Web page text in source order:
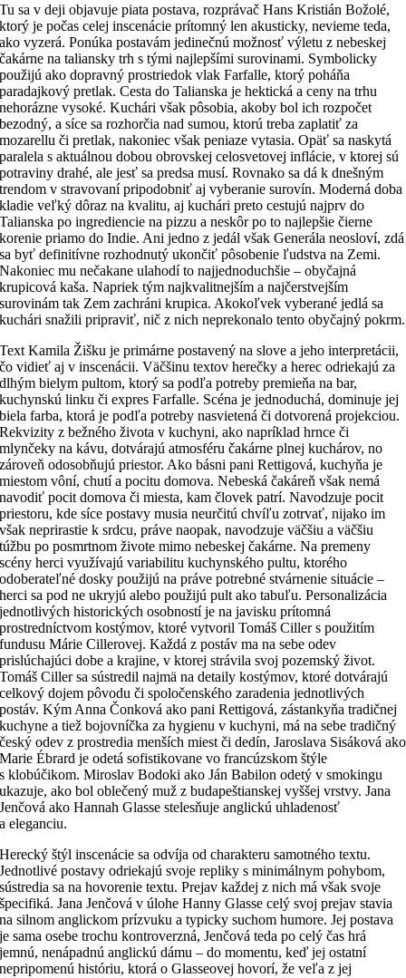
Tu sa v deji objavuje piata postava, rozprávač Hans Kristián Božolé,
ktorý je počas celej inscenácie prítomný len akusticky, nevieme teda,
ako vyzerá. Ponúka postavám jedinečnú možnosť výletu z nebeskej
čakárne na taliansky trh s tými najlepšími surovinami. Symbolicky
použijú ako dopravný prostriedok vlak Farfalle, ktorý poháňa
paradajkový pretlak. Cesta do Talianska je hektická a ceny na trhu
nehorázne vysoké. Kuchári však pôsobia, akoby bol ich rozpočet
bezodný, a síce sa rozhorčia nad sumou, ktorú treba zaplatiť za
mozarellu či pretlak, nakoniec však peniaze vytasia. Opäť sa naskytá
paralela s aktuálnou dobou obrovskej celosvetovej inflácie, v ktorej sú
potraviny drahé, ale jesť sa predsa musí. Rovnako sa dá k dnešným
trendom v stravovaní pripodobniť aj vyberanie surovín. Moderná doba
kladie veľký dôraz na kvalitu, aj kuchári preto cestujú najprv do
Talianska po ingrediencie na pizzu a neskôr po to najlepšie čierne
korenie priamo do Indie. Ani jedno z jedál však Generála neosloví, zdá
sa byť definitívne rozhodnutý ukončiť pôsobenie ľudstva na Zemi.
Nakoniec mu nečakane ulahodí to najjednoduchšie – obyčajná
krupicová kaša. Napriek tým najkvalitnejším a najčerstvejším
surovinám tak Zem zachráni krupica. Akokoľvek vyberané jedlá sa
kuchári snažili pripraviť, nič z nich neprekonalo tento obyčajný pokrm.
Text Kamila Žišku je primárne postavený na slove a jeho interpretácii,
čo vidieť aj v inscenácii. Väčšinu textov herečky a herec odriekajú za
dlhým bielym pultom, ktorý sa podľa potreby premieňa na bar,
kuchynskú linku či expres Farfalle. Scéna je jednoduchá, dominuje jej
biela farba, ktorá je podľa potreby nasvietená či dotvorená projekciou.
Rekvizity z bežného života v kuchyni, ako napríklad hrnce či
mlynčeky na kávu, dotvárajú atmosféru čakárne plnej kuchárov, no
zároveň odosobňujú priestor. Ako básni pani Rettigová, kuchyňa je
miestom vôní, chutí a pocitu domova. Nebeská čakáreň však nemá
navodiť pocit domova či miesta, kam človek patrí. Navodzuje pocit
priestoru, kde síce postavy musia neurčitú chvíľu zotrvať, nijako im
však neprirastie k srdcu, práve naopak, navodzuje väčšiu a väčšiu
túžbu po posmrtnom živote mimo nebeskej čakárne. Na premeny
scény herci využívajú variabilitu kuchynského pultu, ktorého
odoberateľné dosky použijú na práve potrebné stvárnenie situácie –
herci sa pod ne ukryjú alebo použijú pult ako tabuľu. Personalizácia
jednotlivých historických osobností je na javisku prítomná
prostredníctvom kostýmov, ktoré vytvoril Tomáš Ciller s použitím
fundusu Márie Cillerovej. Každá z postáv ma na sebe odev
prislúchajúci dobe a krajine, v ktorej strávila svoj pozemský život.
Tomáš Ciller sa sústredil najmä na detaily kostýmov, ktoré dotvárajú
celkový dojem pôvodu či spoločenského zaradenia jednotlivých
postáv. Kým Anna Čonková ako pani Rettigová, zástankyňa tradičnej
kuchyne a tiež bojovníčka za hygienu v kuchyni, má na sebe tradičný
český odev z prostredia menších miest či dedín, Jaroslava Sisáková ako
Marie Ébrard je odetá sofistikovane vo francúzskom štýle
s klobúčikom. Miroslav Bodoki ako Ján Babilon odetý v smokingu
ukazuje, ako bol oblečený muž z budapeštianskej vyššej vrstvy. Jana
Jenčová ako Hannah Glasse stelesňuje anglickú uhladenosť
a eleganciu.
Herecký štýl inscenácie sa odvíja od charakteru samotného textu.
Jednotlivé postavy odriekajú svoje repliky s minimálnym pohybom,
sústredia sa na hovorenie textu. Prejav každej z nich má však svoje
špecifiká. Jana Jenčová v úlohe Hanny Glasse celý svoj prejav stavia
na silnom anglickom prízvuku a typicky suchom humore. Jej postava
je sama osebe trochu kontroverzná, Jenčová teda po celý čas hrá
jemnú, nenápadnú anglickú dámu – do momentu, keď jej ostatní
nepripomenú históriu, ktorá o Glasseovej hovorí, že veľa z jej